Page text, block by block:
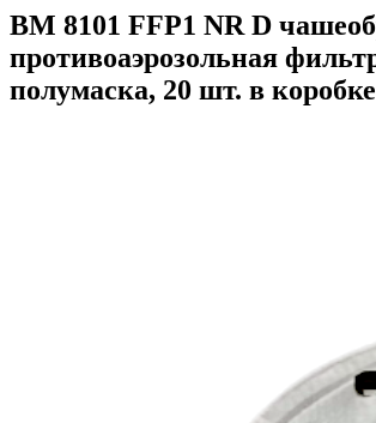
ВМ 8101 FFP1 NR D
противоаэрозольная
полумаска, 20 шт. в коробке